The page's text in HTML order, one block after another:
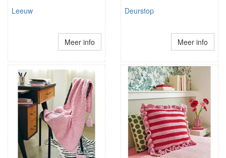
Leeuw
Meer info
Deurstop
Meer info